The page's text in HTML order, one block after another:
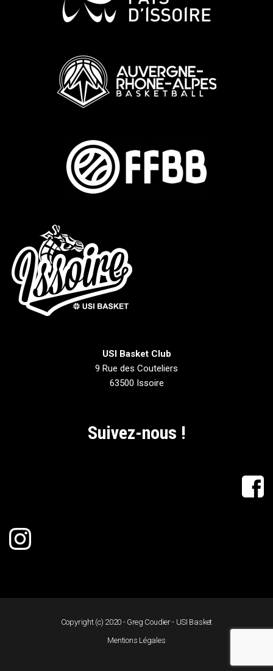
USI Basket Club
9 Rue des Couteliers
63500 Issoire
Suivez-nous !
Copyright (c) 2020 - Greg Coudier - USI Basket
Mentions Légales